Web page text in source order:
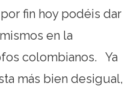
fin hoy podéis dar
en la
colombianos. Ya
más bien desigual,